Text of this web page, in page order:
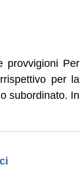
provvigioni Per
per la
subordinato. In